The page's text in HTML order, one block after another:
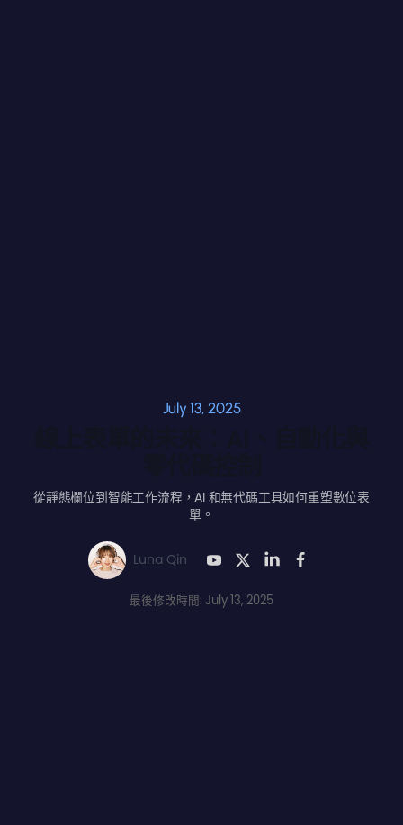
July 13, 2025
從靜態欄位到智能工作流程，AI 和無代碼工具如何重塑數位表
單。
Luna Qin
最後修改時間: July 13, 2025